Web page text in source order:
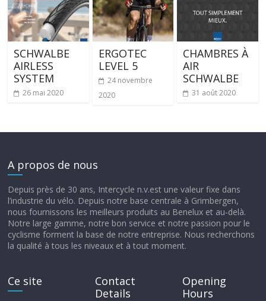
SCHWALBE
AIRLESS
SYSTEM
26 mai 2020
ERGOTEC
LEVEL 5
24 novembre
2020
CHAMBRES À
AIR
SCHWALBE
31 août 2020
A propos de nous
Depuis près de 30 ans, Intercycle n.v.est une valeur fixe dans
l’industrie du vélo. Depuis notre base centrale à Grimbergen,
nous fournissons les meilleurs produits au Benelux et au-delà.
Notre large gamme, notre bon service et notre passion pour le
cyclisme forment la base de notre entreprise. Nous recherchons
la qualité à tous les niveaux et à tout moment.
Ce site
Contact
Details
Opening
Hours